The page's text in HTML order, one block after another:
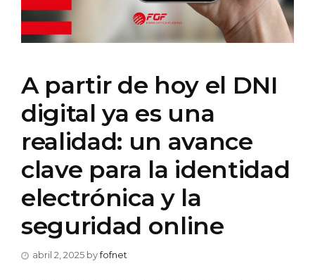
A partir de hoy el DNI
digital ya es una
realidad: un avance
clave para la identidad
electrónica y la
seguridad online
abril 2, 2025 byfofnet